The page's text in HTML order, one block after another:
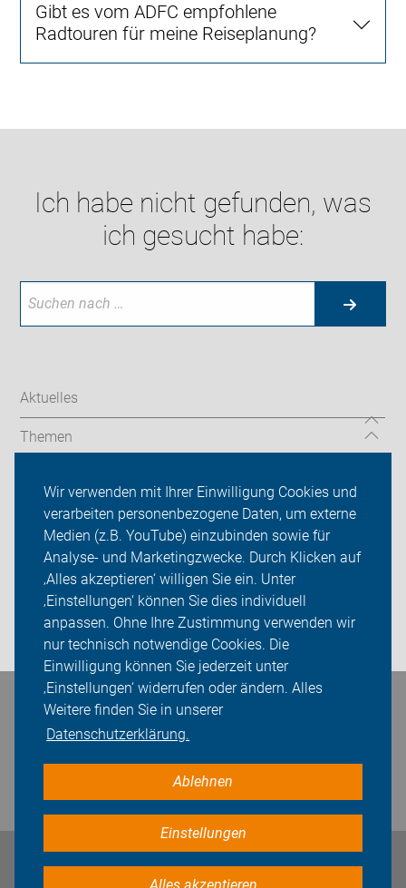
Wir verwenden mit Ihrer Einwilligung Cookies und
verarbeiten personenbezogene Daten, um externe
Medien (z.B. YouTube) einzubinden sowie für
Analyse- und Marketingzwecke. Durch Klicken auf
‚Alles akzeptieren‘ willigen Sie ein. Unter
‚Einstellungen‘ können Sie dies individuell
anpassen. Ohne Ihre Zustimmung verwenden wir
nur technisch notwendige Cookies. Die
Einwilligung können Sie jederzeit unter
‚Einstellungen‘ widerrufen oder ändern. Alles
Weitere finden Sie in unserer
Datenschutzerklärung.
Ablehnen
Einstellungen
Alles akzeptieren
Gibt es vom ADFC empfohlene
Radtouren für meine Reiseplanung?
Ich habe nicht gefunden, was
ich gesucht habe:
Aktuelles
Themen
Das machen wir
Sei dabei
Presse
Login
Bleiben Sie in Kontakt